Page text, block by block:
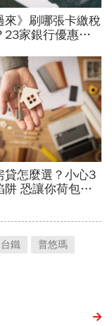
台鐵
普悠瑪